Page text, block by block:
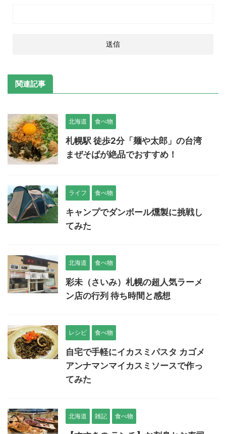
関連記事
北海道 食べ物
札幌駅 徒歩2分「麺や太郎」の台湾
まぜそばが絶品でおすすめ！
ライフ 食べ物
キャンプでダンボール燻製に挑戦し
てみた
北海道 食べ物
彩未（さいみ）札幌の超人気ラーメ
ン店の行列 待ち時間と感想
レシピ 食べ物
自宅で手軽にイカスミパスタ カゴメ
アンナマンマイカスミソースで作っ
てみた
北海道 雑記 食べ物